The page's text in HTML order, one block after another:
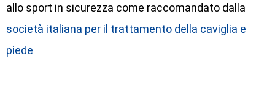
allo sport in sicurezza come raccomandato dalla
società italiana per il trattamento della caviglia e
piede